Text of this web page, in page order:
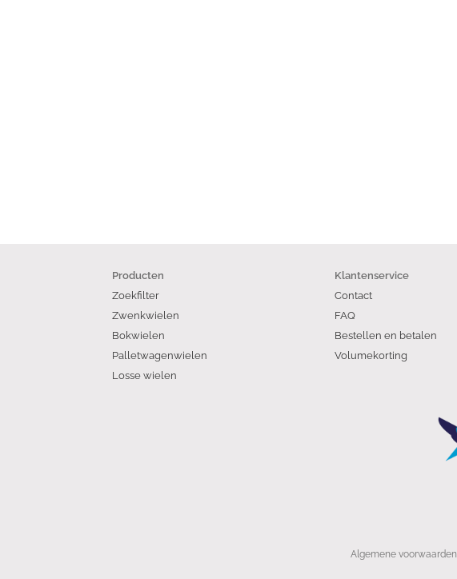
Producten
Zoekfilter
Zwenkwielen
Bokwielen
Palletwagenwielen
Losse wielen
Klantenservice
Contact
FAQ
Bestellen en betalen
Volumekorting
Algemene voorwaarden